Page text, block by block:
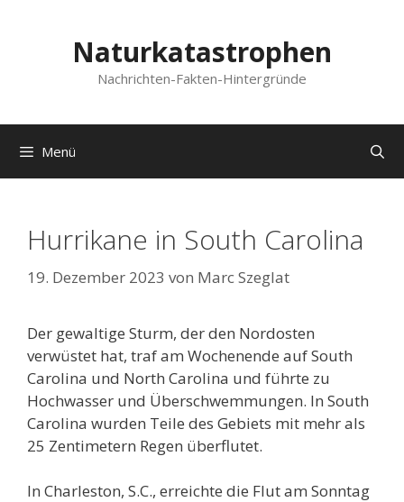
Naturkatastrophen
Nachrichten-Fakten-Hintergründe
Menü
Hurrikane in South Carolina
19. Dezember 2023 von Marc Szeglat
Der gewaltige Sturm, der den Nordosten
verwüstet hat, traf am Wochenende auf South
Carolina und North Carolina und führte zu
Hochwasser und Überschwemmungen. In South
Carolina wurden Teile des Gebiets mit mehr als
25 Zentimetern Regen überflutet.
In Charleston, S.C., erreichte die Flut am Sonntag